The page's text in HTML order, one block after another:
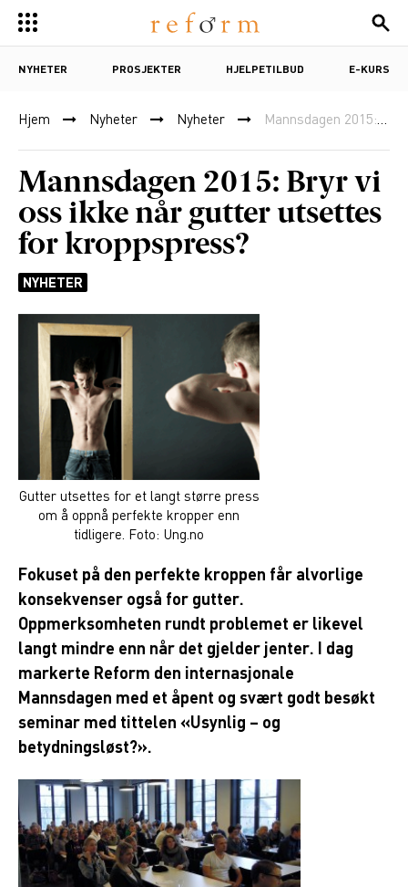
NYHETER PROSJEKTER HJELPETILBUD E-KURS
Hjem Nyheter Nyheter Mannsdagen 2015: Bryr vi oss ikke når gutter utsettes for kroppspress?
Mannsdagen 2015: Bryr vi
oss ikke når gutter utsettes
for kroppspress?
NYHETER
Gutter utsettes for et langt større press
om å oppnå perfekte kropper enn
tidligere. Foto: Ung.no
Fokuset på den perfekte kroppen får alvorlige
konsekvenser også for gutter.
Oppmerksomheten rundt problemet er likevel
langt mindre enn når det gjelder jenter. I dag
markerte Reform den internasjonale
Mannsdagen med et åpent og svært godt besøkt
seminar med tittelen «Usynlig – og
betydningsløst?».